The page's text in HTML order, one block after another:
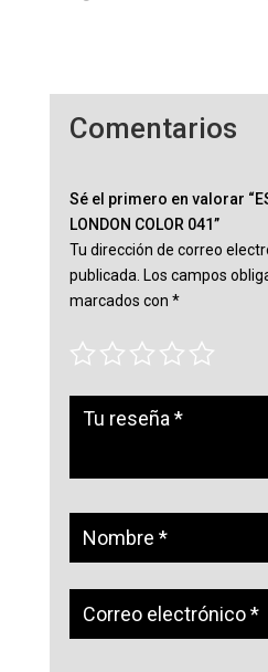
Comentarios
Sé el primero en valorar
LONDON COLOR 041”
Tu dirección de correo
publicada. Los campos
marcados con *